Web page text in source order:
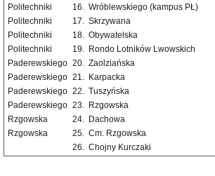
Politechniki
16. Wróblewskiego (kampus PŁ)
Politechniki
17. Skrzywana
Politechniki
18. Obywatelska
Politechniki
19. Rondo Lotników Lwowskich
Paderewskiego 20. Zaolziańska
Paderewskiego 21. Karpacka
Paderewskiego 22. Tuszyńska
Paderewskiego 23. Rzgowska
Rzgowska
24. Dachowa
Rzgowska
25. Cm. Rzgowska
26. Chojny Kurczaki